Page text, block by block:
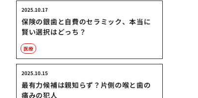
保険の銀歯と自費のセラミック、本当に
賢い選択はどっち？
2025.10.17
医療
最有力候補は親知らず？片側の喉と歯の
痛みの犯人
2025.10.15